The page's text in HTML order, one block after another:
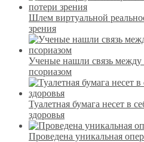
Шлем виртуальной
зрения
Ученые нашли связь между
псориазом
Туалетная бумага несет в
здоровья
Проведена уникальная